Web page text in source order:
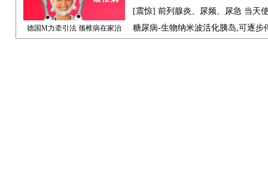
德国M力牵引法 颈椎病在家治
[震惊] 前列腺炎、尿频、尿急 当天
糖尿病-生物纳米波活化胰岛,可逐步